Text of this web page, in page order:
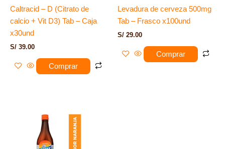
Caltracid – D (Citrato de
calcio + Vit D3) Tab – Caja
x30und
S/ 39.00
Comprar
Levadura de cerveza 500mg
Tab – Frasco x100und
S/ 29.00
Comprar